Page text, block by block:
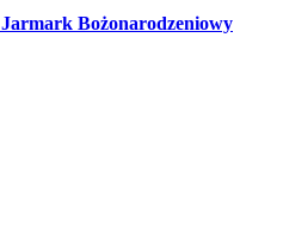
Jarmark Bożonarodzeniowy